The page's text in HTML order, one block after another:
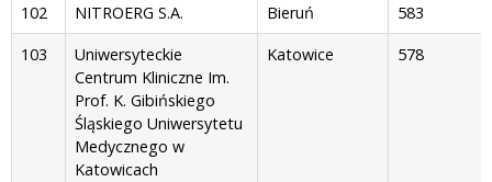
102 NITROERG S.A. Bieruń
583
103
Uniwersyteckie
Centrum Kliniczne Im.
Prof. K. Gibińskiego
Śląskiego Uniwersytetu
Medycznego w
Katowicach
Katowice 578